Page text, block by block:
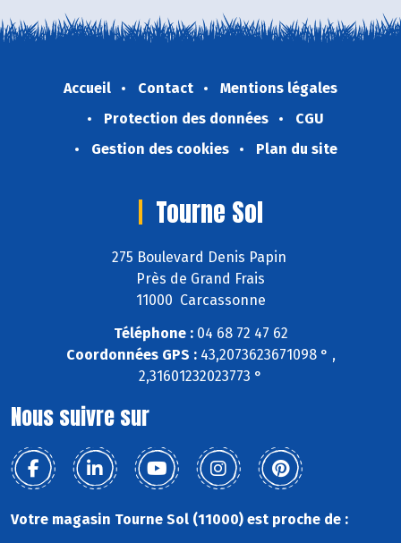
Accueil Contact
Mentions légales
Protection des données
CGU
Gestion des cookies
Plan du site
Tourne Sol
275 Boulevard Denis Papin
Près de Grand Frais
11000 Carcassonne
Téléphone :04 68 72 47 62
Coordonnées GPS :43,2073623671098 ° ,
2,31601232023773 °
Nous suivre sur
Votre magasin Tourne Sol (11000) est proche de :